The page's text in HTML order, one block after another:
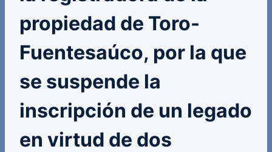
propiedad de Toro-
Fuentesaúco, por la que
se suspende la
inscripción de un legado
en virtud de dos